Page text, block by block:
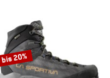
bis 20%